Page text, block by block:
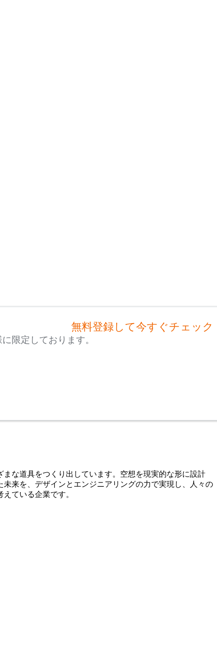
無料登録して今すぐチェック
限定しております。
な道具をつくり出しています。空想を現実的な形に設計
来を、デザインとエンジニアリングの力で実現し、人々の
ている企業です。